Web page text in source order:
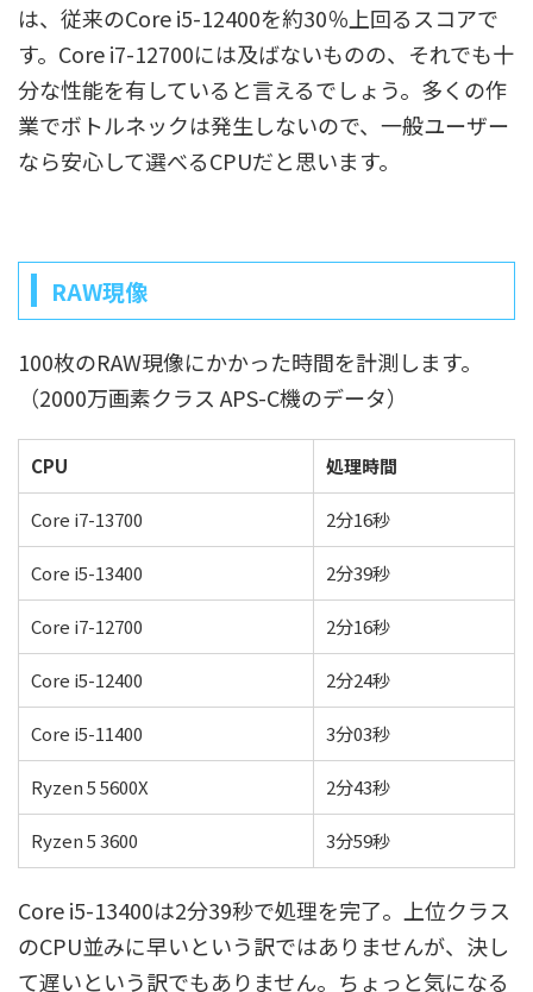
は、従来のCore i5-12400を約30％上回るスコアで
す。Core i7-12700には及ばないものの、それでも十
分な性能を有していると言えるでしょう。多くの作
業でボトルネックは発生しないので、一般ユーザー
なら安心して選べるCPUだと思います。
RAW現像
100枚のRAW現像にかかった時間を計測します。
（2000万画素クラス APS-C機のデータ）
CPU 処理時間
Core i7-13700 2分16秒
Core i5-13400 2分39秒
Core i7-12700 2分16秒
Core i5-12400 2分24秒
Core i5-11400 3分03秒
Ryzen 5 5600X 2分43秒
Ryzen 5 3600 3分59秒
Core i5-13400は2分39秒で処理を完了。上位クラス
のCPU並みに早いという訳ではありませんが、決し
て遅いという訳でもありません。ちょっと気になる